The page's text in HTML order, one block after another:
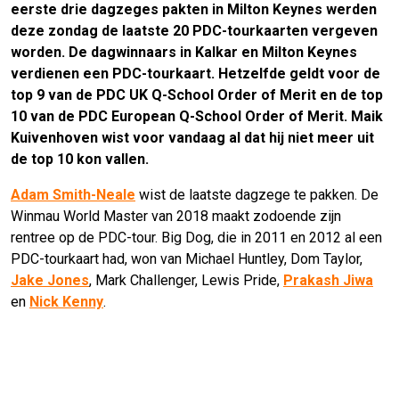
eerste drie dagzeges pakten in Milton Keynes werden
deze zondag de laatste 20 PDC-tourkaarten vergeven
worden. De dagwinnaars in Kalkar en Milton Keynes
verdienen een PDC-tourkaart. Hetzelfde geldt voor de
top 9 van de PDC UK Q-School Order of Merit en de top
10 van de PDC European Q-School Order of Merit. Maik
Kuivenhoven wist voor vandaag al dat hij niet meer uit
de top 10 kon vallen.
Adam Smith-Neale wist de laatste dagzege te pakken. De
Winmau World Master van 2018 maakt zodoende zijn
rentree op de PDC-tour. Big Dog, die in 2011 en 2012 al een
PDC-tourkaart had, won van Michael Huntley, Dom Taylor,
Jake Jones, Mark Challenger, Lewis Pride, Prakash Jiwa
en Nick Kenny.